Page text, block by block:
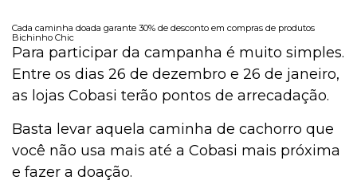
Cada caminha doada garante 30% de desconto em compras de produtos
Bichinho Chic
Para participar da campanha é muito simples.
Entre os dias 26 de dezembro e 26 de janeiro,
as lojas Cobasi terão pontos de arrecadação.
Basta levar aquela caminha de cachorro que
você não usa mais até a Cobasi mais próxima
e fazer a doação.